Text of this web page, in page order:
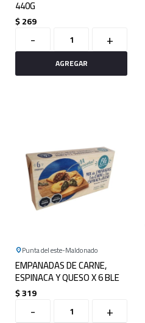
440G
$269
- +
Punta del este Maldonado
EMPANADAS DE CARNE,
ESPINACA Y QUESO X 6 BLE
$319
- +